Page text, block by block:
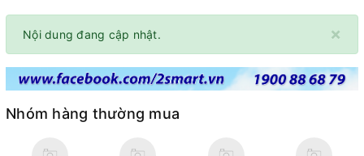
×
Nội dung đang cập nhật.
Nhóm hàng thường mua